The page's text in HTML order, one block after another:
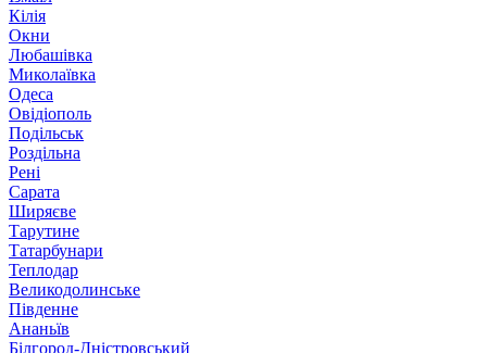
Кілія
Окни
Любашівка
Миколаївка
Одеса
Овідіополь
Подільськ
Роздільна
Рені
Сарата
Ширяєве
Тарутине
Татарбунари
Теплодар
Великодолинське
Південне
Ананьїв
Білгород-Дністровський